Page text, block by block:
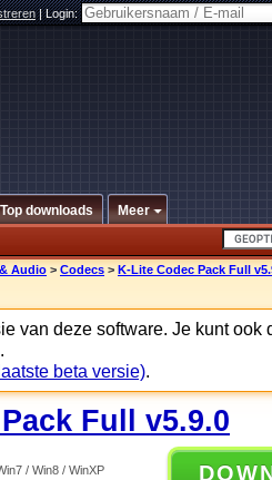
|Login:
Top downloads Meer
Audio > Codecs > K-Lite Codec Pack Full
van deze software. Je kunt ook
beta versie).
Full v5.9.0
/ Win8 / WinXP